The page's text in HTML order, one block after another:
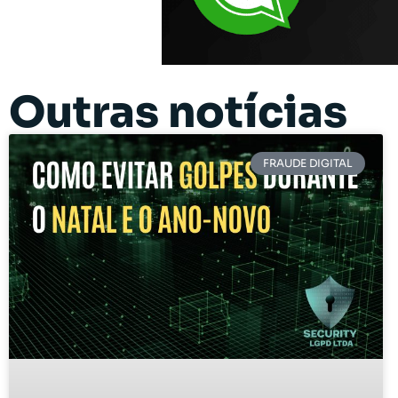
Outras notícias
FRAUDE DIGITAL